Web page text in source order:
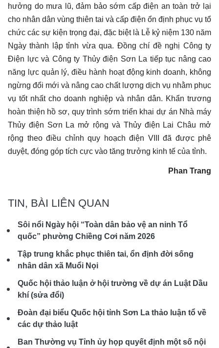
hưởng do mưa lũ, đảm bảo sớm cấp điện an toàn trở lại
cho nhân dân vùng thiên tai và cấp điện ổn định phục vụ tổ
chức các sự kiện trọng đại, đặc biệt là Lễ kỷ niệm 130 năm
Ngày thành lập tỉnh vừa qua. Đồng chí đề nghị Công ty
Điện lực và Công ty Thủy điện Sơn La tiếp tục nâng cao
năng lực quản lý, điều hành hoạt động kinh doanh, không
ngừng đổi mới và nâng cao chất lượng dịch vụ nhằm phục
vụ tốt nhất cho doanh nghiệp và nhân dân. Khẩn trương
hoàn thiện hồ sơ, quy trình sớm triển khai dự án Nhà máy
Thủy điện Sơn La mở rộng và Thủy điện Lai Châu mở
rộng theo điều chỉnh quy hoạch điện VIII đã được phê
duyệt, đóng góp tích cực vào tăng trưởng kinh tế của tỉnh.
Phan Trang
TIN, BÀI LIÊN QUAN
Sôi nổi Ngày hội “Toàn dân bảo vệ an ninh Tổ
quốc” phường Chiềng Cơi năm 2026
Tập trung khắc phục thiên tai, ổn định đời sống
nhân dân xã Muổi Nọi
Quốc hội thảo luận ở hội trường về dự án Luật Dầu
khí (sửa đổi)
Đoàn đại biểu Quốc hội tỉnh Sơn La thảo luận tổ về
các dự thảo luật
Ban Thường vụ Tỉnh ủy họp quyết định một số nội